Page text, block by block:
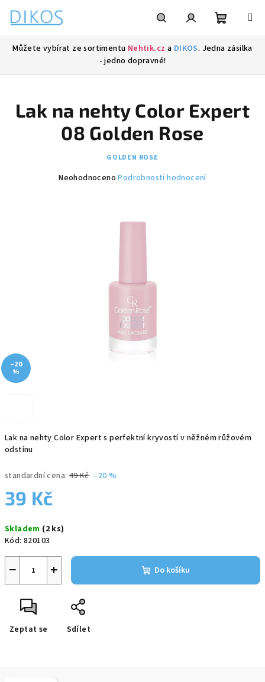
obsah
Můžete vybírat ze sortimentu Nehtik.cz a DIKOS. Jedna zásilka
- jedno dopravné!
Lak na nehty Color Expert s perfektní kryvostí v něžném růžovém
odstínu
standardní cena: 49 Kč –20 %
39 Kč
cena:
Skladem (2 ks)
Kód: 820103
+
− Do košíku
Zeptat se Sdílet
Lak na nehty Color Expert
08 Golden Rose
GOLDEN ROSE
Průměrné
Neohodnoceno Podrobnosti hodnocení
–20
%